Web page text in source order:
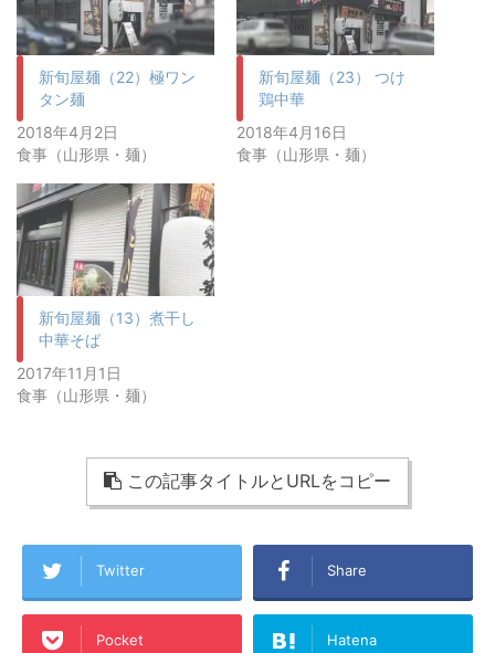
新旬屋麺（22）極ワン
タン麺
2018年4月2日
食事（山形県・麺）
新旬屋麺（23） つけ
鶏中華
2018年4月16日
食事（山形県・麺）
新旬屋麺（13）煮干し
中華そば
2017年11月1日
食事（山形県・麺）
この記事タイトルとURLをコピー
Twitter Share
Pocket Hatena